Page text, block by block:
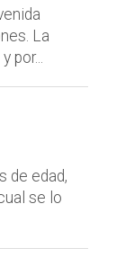
La
por...
de edad,
se lo